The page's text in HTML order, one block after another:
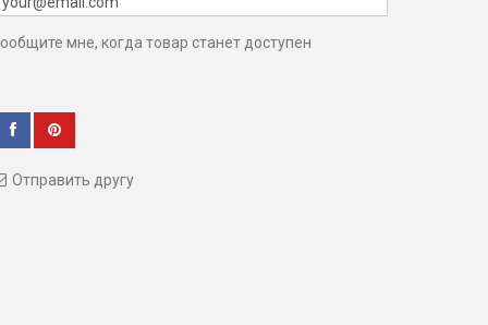
мне, когда товар станет доступен
Отправить другу